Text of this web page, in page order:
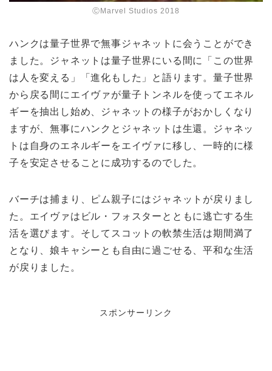
ⒸMarvel Studios 2018
ハンクは量子世界で無事ジャネットに会うことができ
ました。ジャネットは量子世界にいる間に「この世界
は人を変える」「進化もした」と語ります。量子世界
から戻る間にエイヴァが量子トンネルを使ってエネル
ギーを抽出し始め、ジャネットの様子がおかしくなり
ますが、無事にハンクとジャネットは生還。ジャネッ
トは自身のエネルギーをエイヴァに移し、一時的に様
子を安定させることに成功するのでした。
バーチは捕まり、ピム親子にはジャネットが戻りまし
た。エイヴァはビル・フォスターとともに逃亡する生
活を選びます。そしてスコットの軟禁生活は期間満了
となり、娘キャシーとも自由に過ごせる、平和な生活
が戻りました。
スポンサーリンク